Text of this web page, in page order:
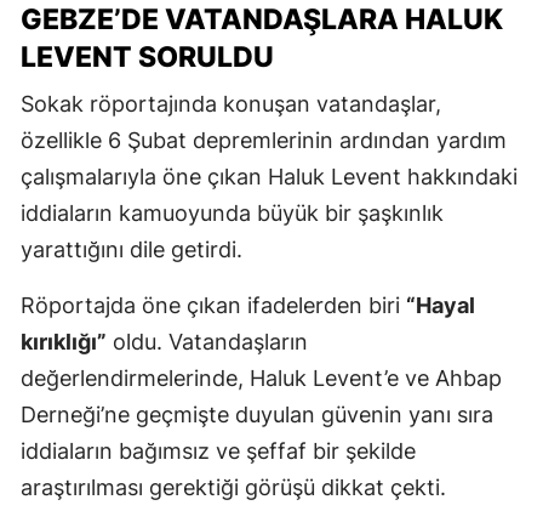
GEBZE’DE VATANDAŞLARA HALUK
LEVENT SORULDU
Sokak röportajında konuşan vatandaşlar,
özellikle 6 Şubat depremlerinin ardından yardım
çalışmalarıyla öne çıkan Haluk Levent hakkındaki
iddiaların kamuoyunda büyük bir şaşkınlık
yarattığını dile getirdi.
Röportajda öne çıkan ifadelerden biri “Hayal
kırıklığı” oldu. Vatandaşların
değerlendirmelerinde, Haluk Levent’e ve Ahbap
Derneği’ne geçmişte duyulan güvenin yanı sıra
iddiaların bağımsız ve şeffaf bir şekilde
araştırılması gerektiği görüşü dikkat çekti.